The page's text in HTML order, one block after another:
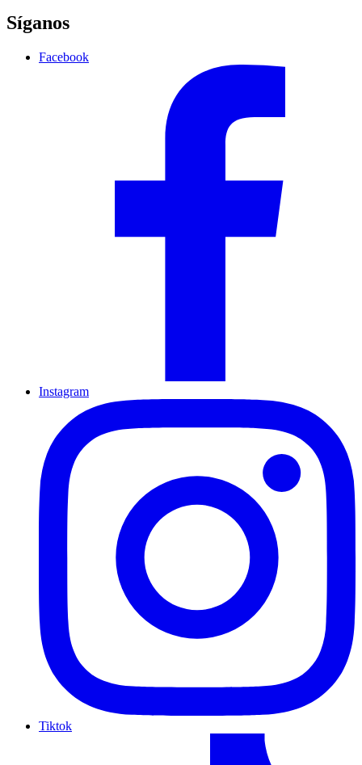
Síganos
Facebook
Instagram
Tiktok